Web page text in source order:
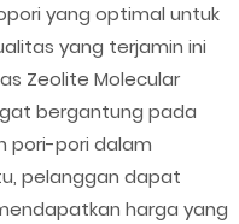
yang optimal untuk
yang terjamin ini
Zeolite Molecular
bergantung pada
pori-pori dalam
pelanggan dapat
harga yang